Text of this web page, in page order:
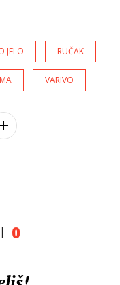
JELO RUČAK
VARIVO
0